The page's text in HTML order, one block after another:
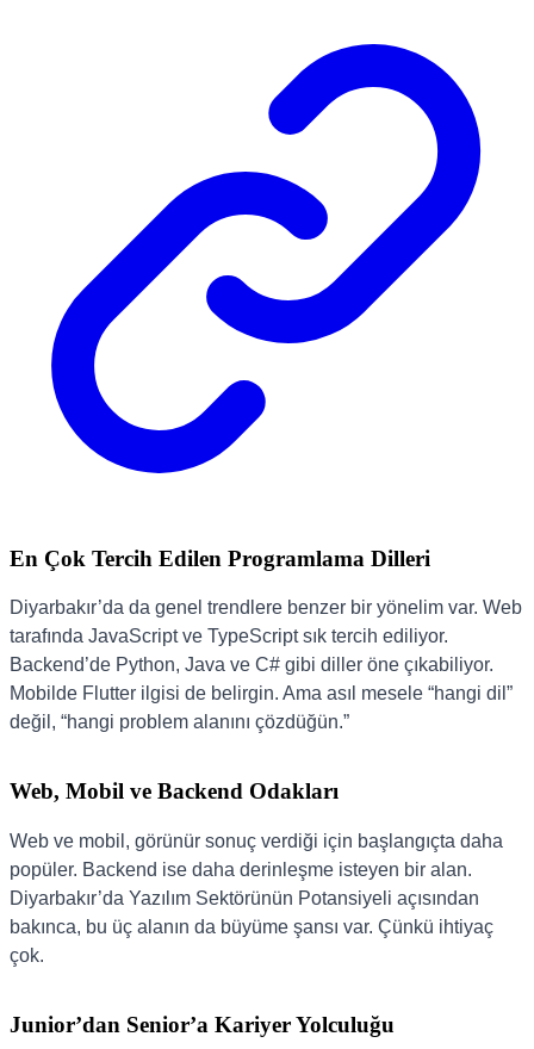
En Çok Tercih Edilen Programlama Dilleri
Diyarbakır’da da genel trendlere benzer bir yönelim var. Web
tarafında JavaScript ve TypeScript sık tercih ediliyor.
Backend’de Python, Java ve C# gibi diller öne çıkabiliyor.
Mobilde Flutter ilgisi de belirgin. Ama asıl mesele “hangi dil”
değil, “hangi problem alanını çözdüğün.”
Web, Mobil ve Backend Odakları
Web ve mobil, görünür sonuç verdiği için başlangıçta daha
popüler. Backend ise daha derinleşme isteyen bir alan.
Diyarbakır’da Yazılım Sektörünün Potansiyeli açısından
bakınca, bu üç alanın da büyüme şansı var. Çünkü ihtiyaç
çok.
Junior’dan Senior’a Kariyer Yolculuğu